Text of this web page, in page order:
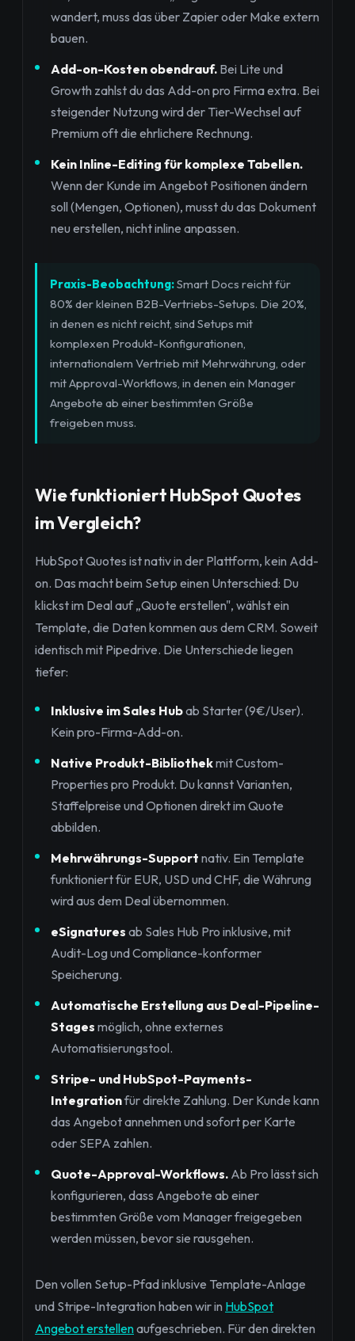
wandert, muss das über Zapier oder Make extern
bauen.
Add-on-Kosten obendrauf. Bei Lite und
Growth zahlst du das Add-on pro Firma extra. Bei
steigender Nutzung wird der Tier-Wechsel auf
Premium oft die ehrlichere Rechnung.
Kein Inline-Editing für komplexe Tabellen.
Wenn der Kunde im Angebot Positionen ändern
soll (Mengen, Optionen), musst du das Dokument
neu erstellen, nicht inline anpassen.
Praxis-Beobachtung:Smart Docs reicht für
80% der kleinen B2B-Vertriebs-Setups. Die 20%,
in denen es nicht reicht, sind Setups mit
komplexen Produkt-Konfigurationen,
internationalem Vertrieb mit Mehrwährung, oder
mit Approval-Workflows, in denen ein Manager
Angebote ab einer bestimmten Größe
freigeben muss.
Wie funktioniert HubSpot Quotes
im Vergleich?
HubSpot Quotes ist nativ in der Plattform, kein Add-
on. Das macht beim Setup einen Unterschied: Du
klickst im Deal auf „Quote erstellen", wählst ein
Template, die Daten kommen aus dem CRM. Soweit
identisch mit Pipedrive. Die Unterschiede liegen
tiefer:
Inklusive im Sales Hubab Starter (9€/User).
Kein pro-Firma-Add-on.
Native Produkt-Bibliothekmit Custom-
Properties pro Produkt. Du kannst Varianten,
Staffelpreise und Optionen direkt im Quote
abbilden.
Mehrwährungs-Support nativ. Ein Template
funktioniert für EUR, USD und CHF, die Währung
wird aus dem Deal übernommen.
eSignatures ab Sales Hub Pro inklusive, mit
Audit-Log und Compliance-konformer
Speicherung.
Automatische Erstellung aus Deal-Pipeline-
Stages möglich, ohne externes
Automatisierungstool.
Stripe- und HubSpot-Payments-
Integrationfür direkte Zahlung. Der Kunde kann
das Angebot annehmen und sofort per Karte
oder SEPA zahlen.
Quote-Approval-Workflows. Ab Pro lässt sich
konfigurieren, dass Angebote ab einer
bestimmten Größe vom Manager freigegeben
werden müssen, bevor sie rausgehen.
Den vollen Setup-Pfad inklusive Template-Anlage
und Stripe-Integration haben wir in HubSpot
Angebot erstellenaufgeschrieben. Für den direkten